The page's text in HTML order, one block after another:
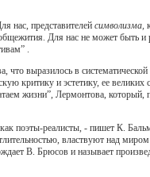
нас, представителей символизма,
Для нас не может быть и
.
выразилось в
критику и эстетику, ее
жизни”, Лермонтова,
поэты-реалисты, - пишет К.
властвуют над
В. Брюсов и называет